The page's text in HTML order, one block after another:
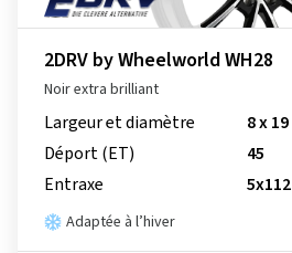
2DRV by Wheelworld WH28
Noir extra brilliant
Largeur et diamètre
8 x 19
Déport (ET)
45
Entraxe
5x112
Adaptée à l’hiver